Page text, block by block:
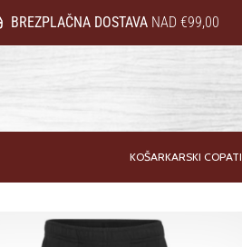
BREZPLAČNA DOSTAVA NAD €99,00
KOŠARKARSKI COPATI